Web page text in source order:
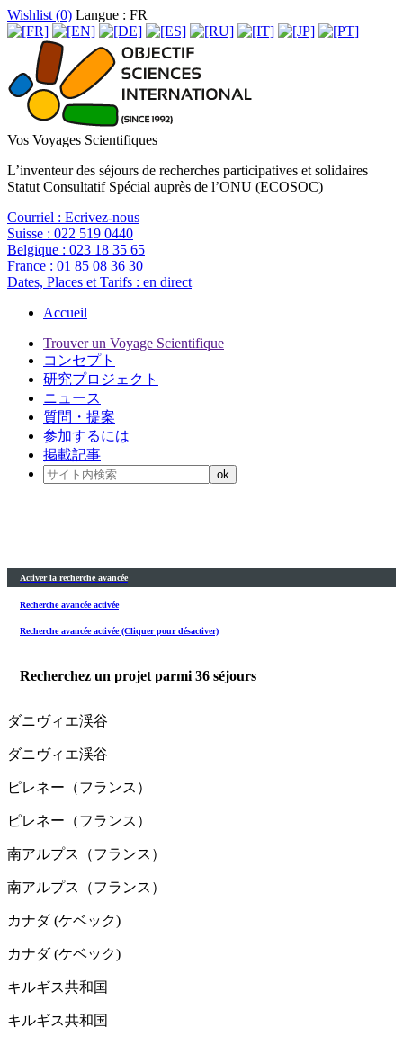
Wishlist (0) Langue : FR
Vos Voyages Scientifiques
L’inventeur des séjours de recherches participatives et solidaires
Statut Consultatif Spécial auprès de l’ONU (ECOSOC)
Courriel : Ecrivez-nous
Suisse : 022 519 0440
Belgique : 023 18 35 65
France : 01 85 08 36 30
Dates, Places et Tarifs : en direct
Accueil
Trouver un Voyage Scientifique
コンセプト
研究プロジェクト
ニュース
質問・提案
参加するには
掲載記事
Activer la recherche avancée
Recherche avancée activée
Recherche avancée activée (Cliquer pour désactiver)
Recherchez un projet parmi 36 séjours
ダニヴィエ渓谷
ダニヴィエ渓谷
ピレネー（フランス）
ピレネー（フランス）
南アルプス（フランス）
南アルプス（フランス）
カナダ (ケベック)
カナダ (ケベック)
キルギス共和国
キルギス共和国